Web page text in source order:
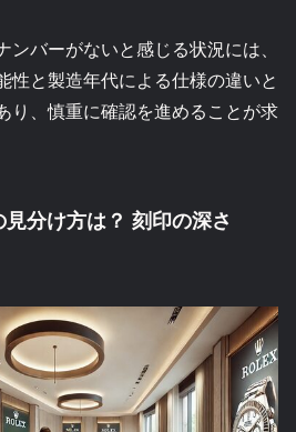
バーがないと感じる状況には、
性と製造年代による仕様の違いと
り、慎重に確認を進めることが求
分け方は？ 刻印の深さ